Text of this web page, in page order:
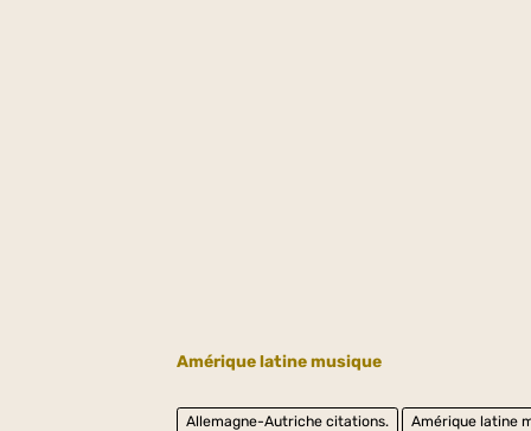
Amérique latine musique
Allemagne-Autriche citations. Amérique latine